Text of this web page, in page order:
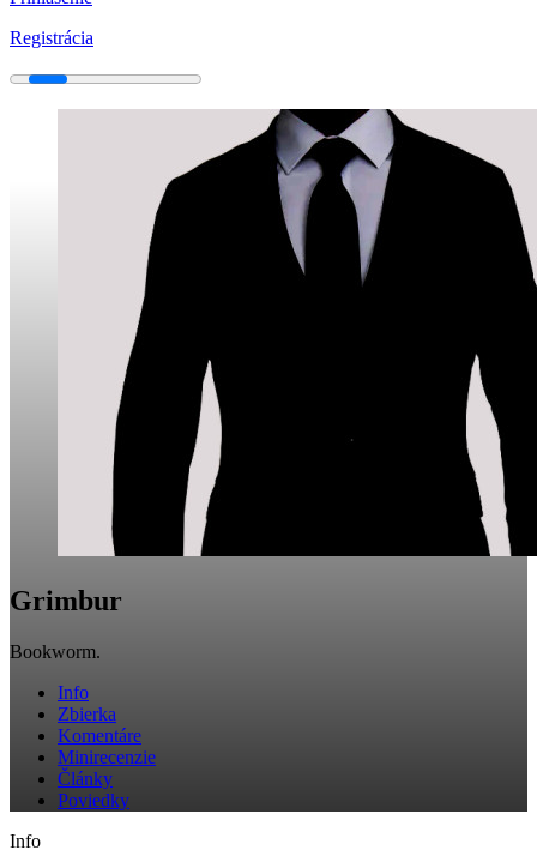
Registrácia
Grimbur
Bookworm.
Info
Zbierka
Komentáre
Minirecenzie
Články
Poviedky
Info